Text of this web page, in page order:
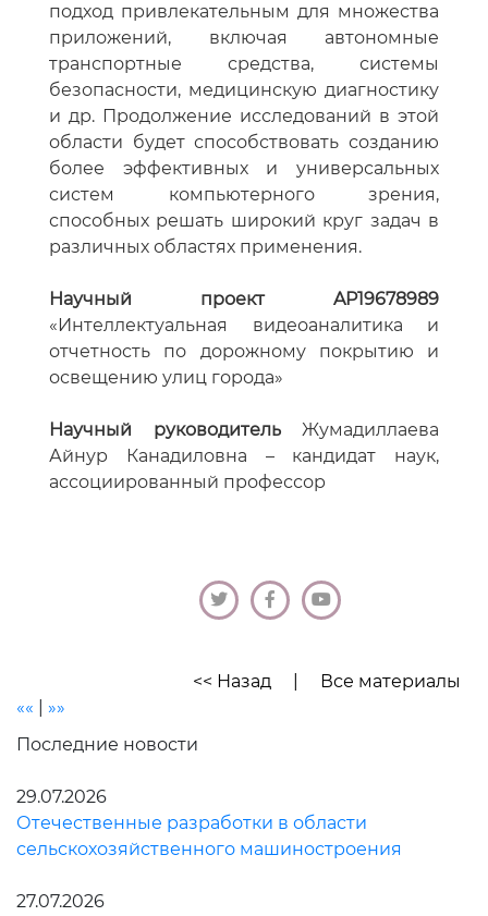
подход привлекательным для множества
приложений, включая автономные
транспортные средства, системы
безопасности, медицинскую диагностику
и др. Продолжение исследований в этой
области будет способствовать созданию
более эффективных и универсальных
систем компьютерного зрения,
способных решать широкий круг задач в
различных областях применения.
Научный проект AP19678989
«Интеллектуальная видеоаналитика и
отчетность по дорожному покрытию и
освещению улиц города»
Научный руководительЖумадиллаева
Айнур Канадиловна – кандидат наук,
ассоциированный профессор
<< Назад
Все материалы
««
»»
Последние новости
29.07.2026
Отечественные разработки в области
сельскохозяйственного машиностроения
27.07.2026